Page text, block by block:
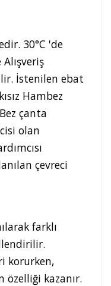
30°C 'de
İstenilen ebat
Hambez
çanta
olan
çevreci
farklı
korurken,
kazanır.